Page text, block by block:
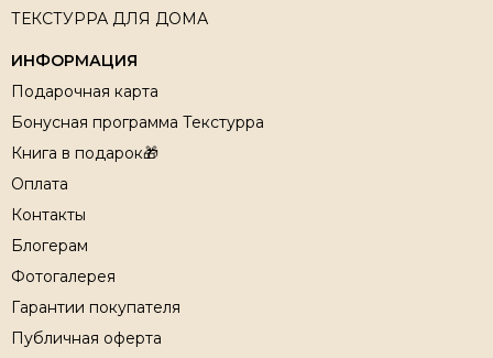
ТЕКСТУРРА ДЛЯ ДОМА
ИНФОРМАЦИЯ
Подарочная карта
Бонусная программа Текстурра
Книга в подарок🎁
Оплата
Контакты
Блогерам
Фотогалерея
Гарантии покупателя
Публичная оферта